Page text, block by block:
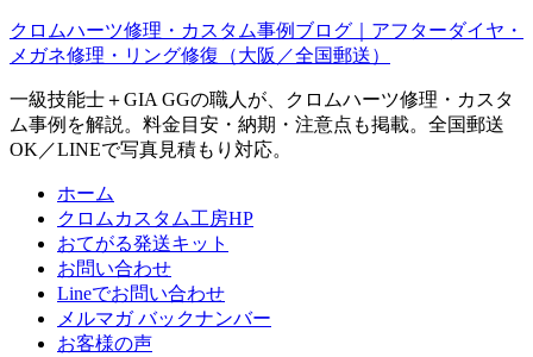
クロムハーツ修理・カスタム事例ブログ｜アフターダイヤ・
メガネ修理・リング修復（大阪／全国郵送）
一級技能士＋GIA GGの職人が、クロムハーツ修理・カスタ
ム事例を解説。料金目安・納期・注意点も掲載。全国郵送
OK／LINEで写真見積もり対応。
ホーム
クロムカスタム工房HP
おてがる発送キット
お問い合わせ
Lineでお問い合わせ
メルマガ バックナンバー
お客様の声